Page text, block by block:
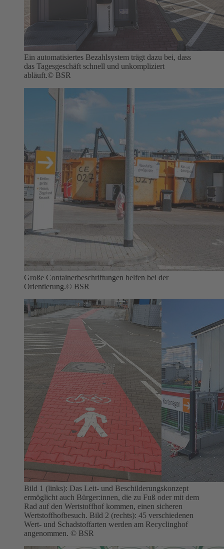
Ein automatisiertes Bezahlsystem trägt dazu bei, dass
das Tagesgeschäft schnell und unkompliziert
abläuft.© BSR
Große Containerbeschriftungen helfen bei der
Orientierung.© BSR
Bild 1 (links): Das Leit- und Beschilderungskonzept
ermöglicht auch Bürger:innen, die zu Fuß oder mit dem
Rad auf den Wertstoffhof kommen, einen sicheren
Wertstoffhofbesuch. Bild 2 (rechts): 45 verschiedenen
Wert- und Schadstoffarten werden am Recyclinghof
angenommen. © BSR